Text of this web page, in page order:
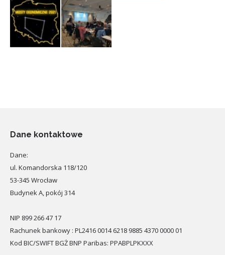
Dane kontaktowe
Dane:
ul. Komandorska 118/120
53-345 Wrocław
Budynek A, pokój 314
NIP 899 266 47 17
Rachunek bankowy : PL2416 0014 6218 9885 4370 0000 01
Kod BIC/SWIFT BGŻ BNP Paribas: PPABPLPKXXX